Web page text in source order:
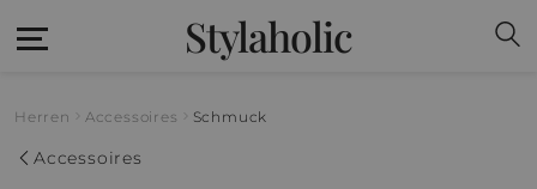
Stylaholic
Herren Accessoires Schmuck
Accessoires